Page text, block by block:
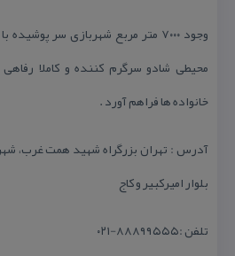
وجود ۷۰۰۰ متر مربع شهربازی سر
محیطی شادو سرگرم كننده و كاملا
خانواده ها فراهم آورد .
آدرس : تهران بزرگراه شهید همت غرب،
بلوار امیركبیر و كاج
تلفن :۸۸۸۹۹۵۵۵-۰۲۱